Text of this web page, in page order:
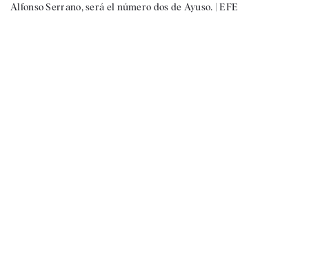
Alfonso Serrano, será el número dos de Ayuso. |EFE